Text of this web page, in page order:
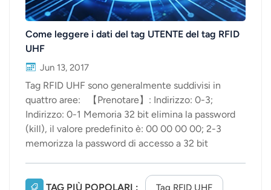
Türk
Polski
แบบไทย
Indonesia
Come leggere i dati del tag UTENTE del tag RFID
UHF
Jun 13, 2017
Tag RFID UHF sono generalmente suddivisi in
quattro aree: 【Prenotare】: Indirizzo: 0-3;
Indirizzo: 0-1 Memoria 32 bit elimina la password
(kill), il valore predefinito è: 00 00 00 00; 2-3
memorizza la password di accesso a 32 bit
Quando l'area non è crittografata o è crittografata,
i dati in essa contenuti possono essere
TAG PIÙ POPOLARI : Tag RFID UHF